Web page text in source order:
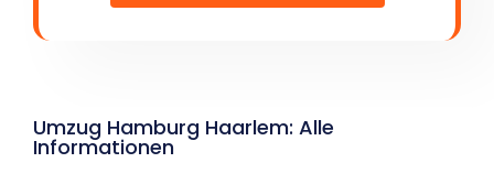
Umzug Hamburg Haarlem: Alle
Informationen